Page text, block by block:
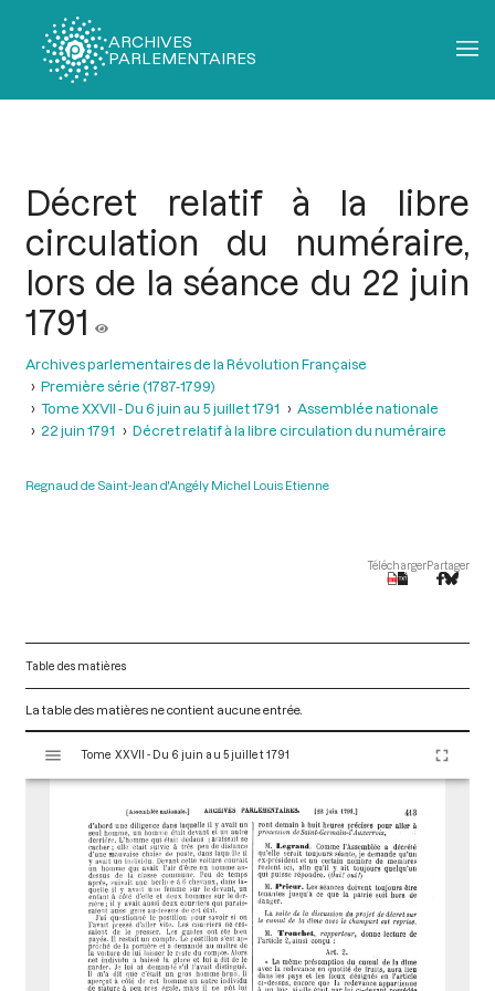
ARCHIVES
PARLEMENTAIRES
Décret relatif à la libre
circulation du numéraire,
lors de la séance du 22 juin
1791
Archives parlementaires de la Révolution Française
Première série (1787-1799)
Tome XXVII - Du 6 juin au 5 juillet 1791
Assemblée nationale
22 juin 1791
Décret relatif à la libre circulation du numéraire
Regnaud de Saint-Jean d'Angély Michel Louis Etienne
TéléchargerPartager
Table des matières
La table des matières ne contient aucune entrée.
s
Tome XXVII - Du 6 juin au 5 juillet 1791